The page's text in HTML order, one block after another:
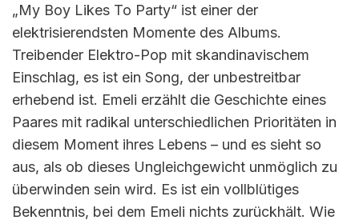
„My Boy Likes To Party“ ist einer der
elektrisierendsten Momente des Albums.
Treibender Elektro-Pop mit skandinavischem
Einschlag, es ist ein Song, der unbestreitbar
erhebend ist. Emeli erzählt die Geschichte eines
Paares mit radikal unterschiedlichen Prioritäten in
diesem Moment ihres Lebens – und es sieht so
aus, als ob dieses Ungleichgewicht unmöglich zu
überwinden sein wird. Es ist ein vollblütiges
Bekenntnis, bei dem Emeli nichts zurückhält. Wie